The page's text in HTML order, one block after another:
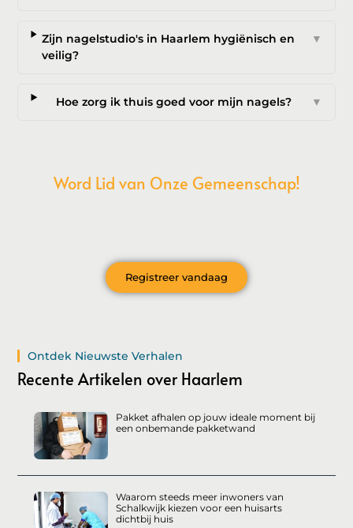
Zijn nagelstudio's in Haarlem hygiënisch en
veilig?
▼
Hoe zorg ik thuis goed voor mijn nagels? ▼
Word Lid van Onze Gemeenschap!
Registreer vandaag
Ontdek Nieuwste Verhalen
Recente Artikelen over Haarlem
Pakket afhalen op jouw ideale moment bij
een onbemande pakketwand
Waarom steeds meer inwoners van
Schalkwijk kiezen voor een huisarts
dichtbij huis